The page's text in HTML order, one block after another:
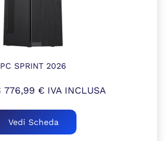
PC SPRINT 2026
Il
originale
era:
776,99 €Il
attuale
è:
IVA INCLUSA
Vedi Scheda